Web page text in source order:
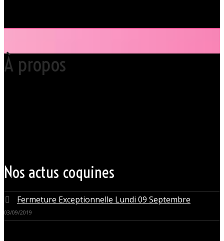
À propos
Nos actus coquines
Fermeture Exceptionnelle Lundi 09 Septembre
03/09/2019